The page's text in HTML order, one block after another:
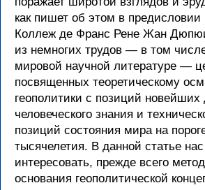
как пишет об этом в
Коллеж де Франс Рене Жан
из немногих трудов — в том
мировой научной литературе —
посвященных теоретическому
геополитики с позиций новейших
человеческого знания и
позиций состояния мира на
тысячелетия. В данной статье
интересовать, прежде всего
основания геополитической